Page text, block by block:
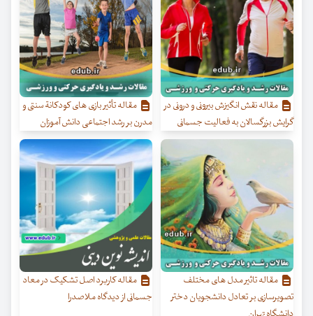
مقاله نقش انگیزش بیرونی و درونی در
گرایش بزرگسالان به فعالیت جسمانی
مقاله تأثیر بازی های کودکانة سنتی و
مدرن بر رشد اجتماعی دانش آموزان
مقاله تاثیر مدل های مختلف
تصویرسازی بر تعادل دانشجویان دختر
مقاله کاربرد اصل تشکیک در معاد
جسمانی از دیدگاه ملاصدرا